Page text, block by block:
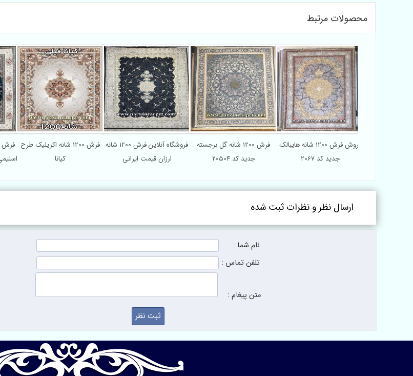
محصولات مرتبط
اسلیمی –
فرش 1200 شانه اکریلیک طرح
کیانا
فروشگاه آنلاین فرش 1200 شانه
ارزان قیمت ایرانی
فرش 1200 شانه گل برجسته
جدید کد 20504
فروش فرش 1200 شانه هایبالک
جدید کد 2067
ارسال نظر و نظرات ثبت شده
نام شما :
تلفن تماس :
متن پیغام :